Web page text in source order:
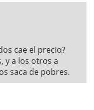
cae el precio?
y a los otros a
saca de pobres.